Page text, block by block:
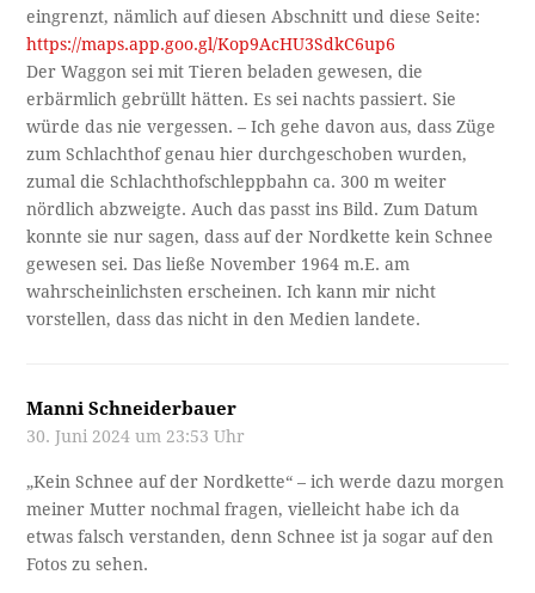
eingrenzt, nämlich auf diesen Abschnitt und diese Seite:
https://maps.app.goo.gl/Kop9AcHU3SdkC6up6
Der Waggon sei mit Tieren beladen gewesen, die
erbärmlich gebrüllt hätten. Es sei nachts passiert. Sie
würde das nie vergessen. – Ich gehe davon aus, dass Züge
zum Schlachthof genau hier durchgeschoben wurden,
zumal die Schlachthofschleppbahn ca. 300 m weiter
nördlich abzweigte. Auch das passt ins Bild. Zum Datum
konnte sie nur sagen, dass auf der Nordkette kein Schnee
gewesen sei. Das ließe November 1964 m.E. am
wahrscheinlichsten erscheinen. Ich kann mir nicht
vorstellen, dass das nicht in den Medien landete.
Manni Schneiderbauer
30. Juni 2024 um 23:53 Uhr
„Kein Schnee auf der Nordkette“ – ich werde dazu morgen
meiner Mutter nochmal fragen, vielleicht habe ich da
etwas falsch verstanden, denn Schnee ist ja sogar auf den
Fotos zu sehen.